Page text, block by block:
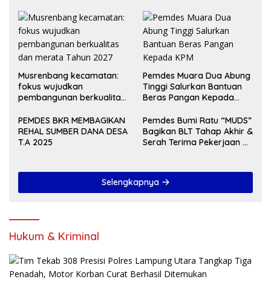
BULAN
Musrenbang kecamatan:
fokus wujudkan
pembangunan berkualitas
Pemdes Muara Dua Abung
Tinggi Salurkan Bantuan
Beras Pangan Kepada
PEMDES BKR MEMBAGIKAN
REHAL SUMBER DANA DESA
T.A 2025
Pemdes Bumi Ratu “MUDS”
Bagikan BLT Tahap Akhir &
Serah Terima Pekerjaan Di
Selengkapnya
Hukum & Kriminal